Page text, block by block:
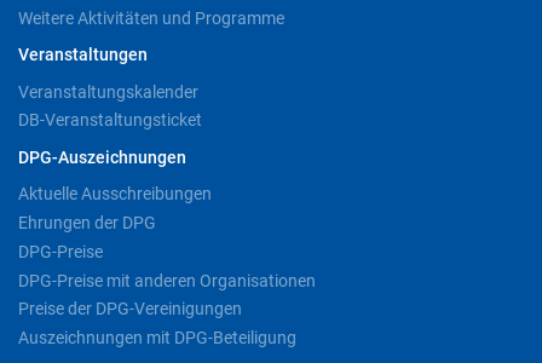
Weitere Aktivitäten und Programme
Veranstaltungen
Veranstaltungskalender
DB-Veranstaltungsticket
DPG-Auszeichnungen
Aktuelle Ausschreibungen
Ehrungen der DPG
DPG-Preise
DPG-Preise mit anderen Organisationen
Preise der DPG-Vereinigungen
Auszeichnungen mit DPG-Beteiligung